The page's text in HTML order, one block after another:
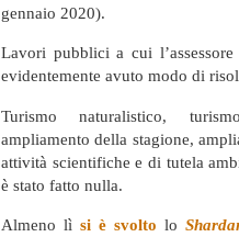
gennaio 2020).
Lavori pubblici a cui
evidentemente avuto modo di
Turismo naturalistico,
ampliamento della stagione,
attività scientifiche e di tutela
è stato fatto nulla.
Almeno lì si è svolto lo